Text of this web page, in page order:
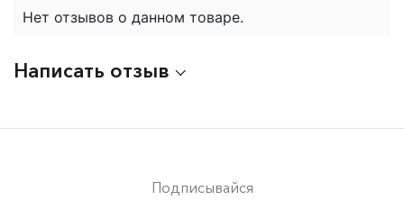
Нет отзывов о данном товаре.
Написать отзыв
Подписывайся